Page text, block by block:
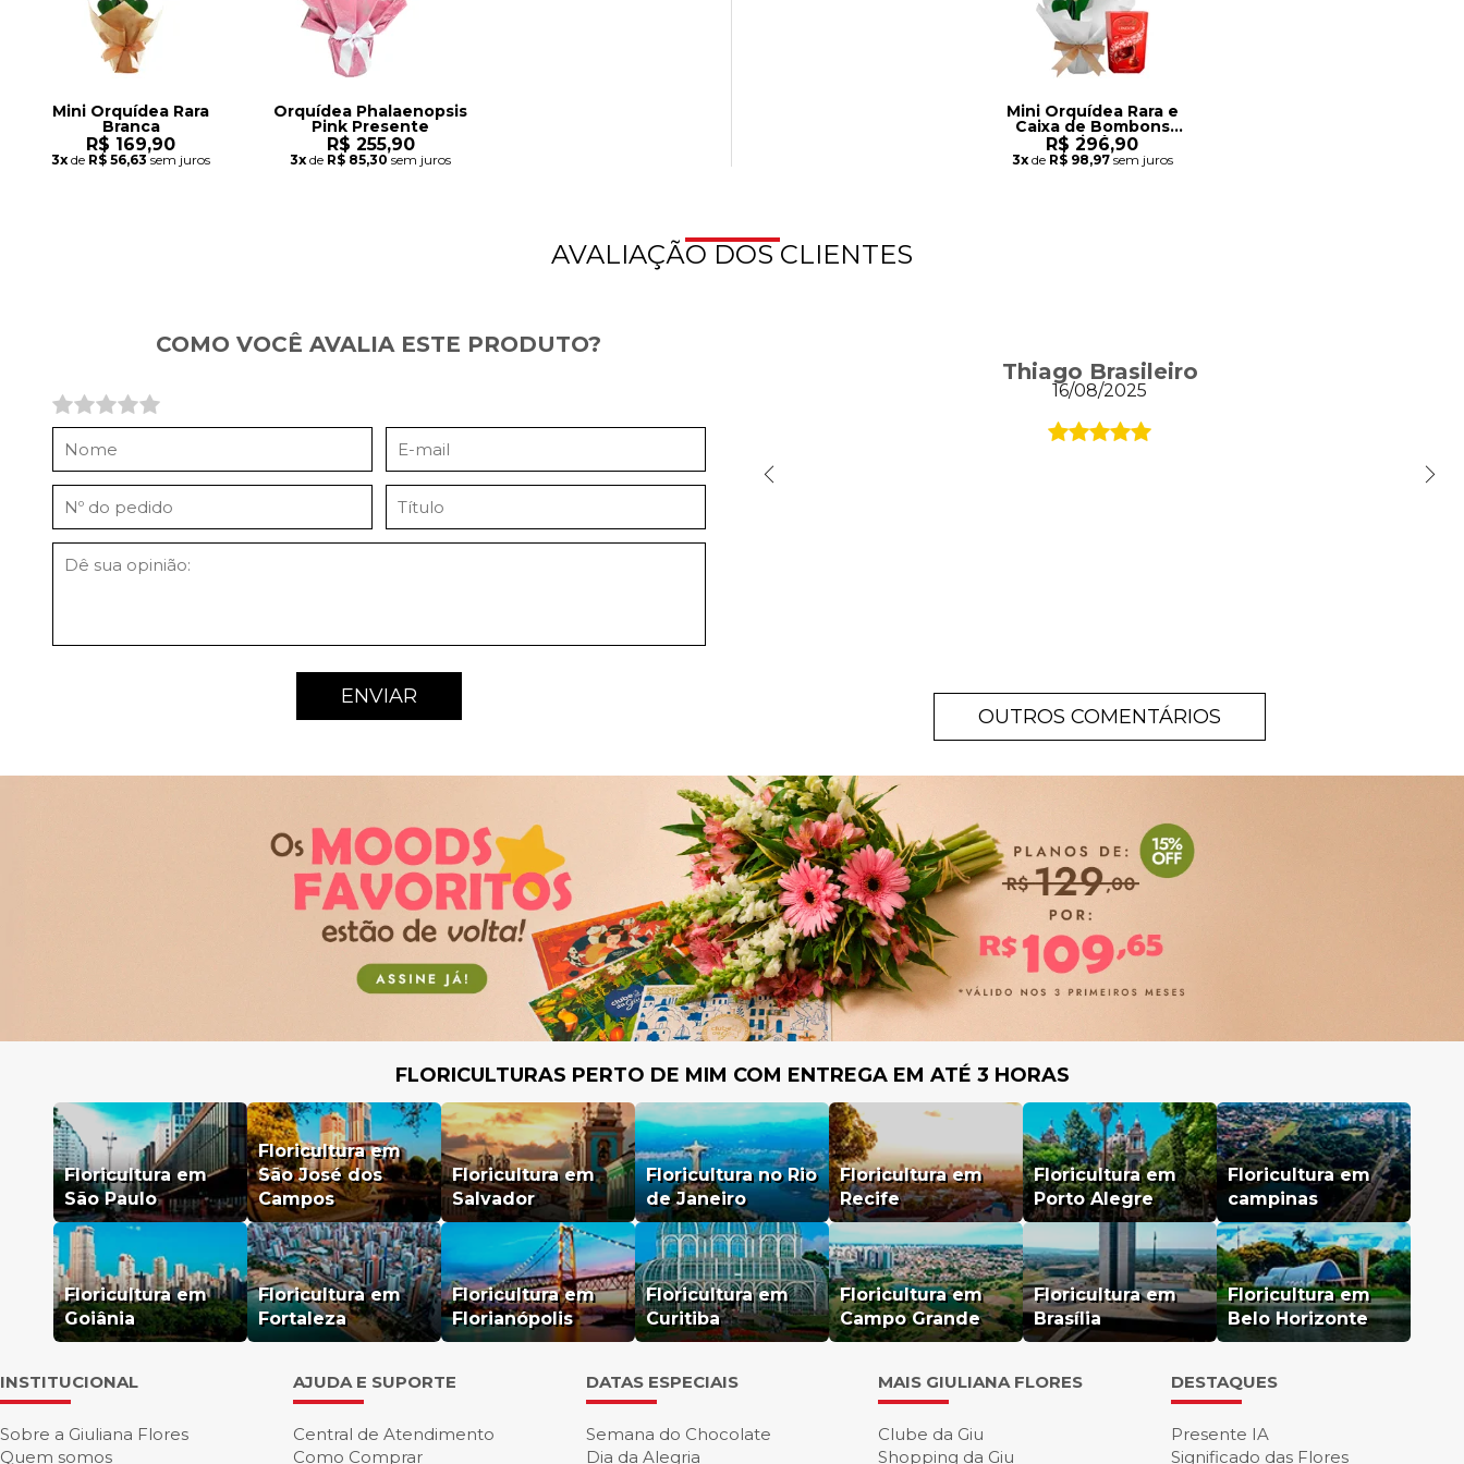
Mini Orquídea Rara
Branca
R$ 169,90
3xde R$ 56,63 sem juros
Orquídea Phalaenopsis
Pink Presente
R$ 255,90
3xde R$ 85,30 sem juros
Mini Orquídea Rara e
Caixa de Bombons
Lindt
R$ 296,90
3xde R$ 98,97sem juros
AVALIAÇÃO DOS CLIENTES
COMO VOCÊ AVALIA ESTE PRODUTO?
ENVIAR
Thiago Brasileiro
16/08/2025
OUTROS COMENTÁRIOS
FLORICULTURAS PERTO DE MIM COM ENTREGA EM ATÉ 3 HORAS
Floricultura em
São Paulo
Floricultura em
São José dos
Campos
Floricultura em
Salvador
Floricultura no Rio
de Janeiro
Floricultura em
Recife
Floricultura em
Porto Alegre
Floricultura em
campinas
Floricultura em
Goiânia
Floricultura em
Fortaleza
Floricultura em
Florianópolis
Floricultura em
Curitiba
Floricultura em
Campo Grande
Floricultura em
Brasília
Floricultura em
Belo Horizonte
INSTITUCIONAL
Sobre a Giuliana Flores
Quem somos
AJUDA E SUPORTE
Central de Atendimento
Como Comprar
DATAS ESPECIAIS
Semana do Chocolate
Dia da Alegria
MAIS GIULIANA FLORES
Clube da Giu
Shopping da Giu
DESTAQUES
Presente IA
Significado das Flores